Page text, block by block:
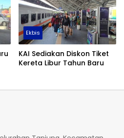
Ekbis
KAI Sediakan Diskon Tiket
Kereta Libur Tahun Baru